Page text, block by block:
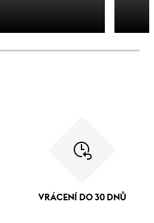
VRÁCENÍ DO 30 DNŮ